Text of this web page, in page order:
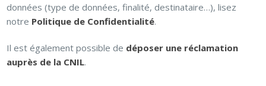
données (type de données, finalité, destinataire…), lisez
notre Politique de Confidentialité.
Il est également possible de déposer une réclamation
auprès de la CNIL.